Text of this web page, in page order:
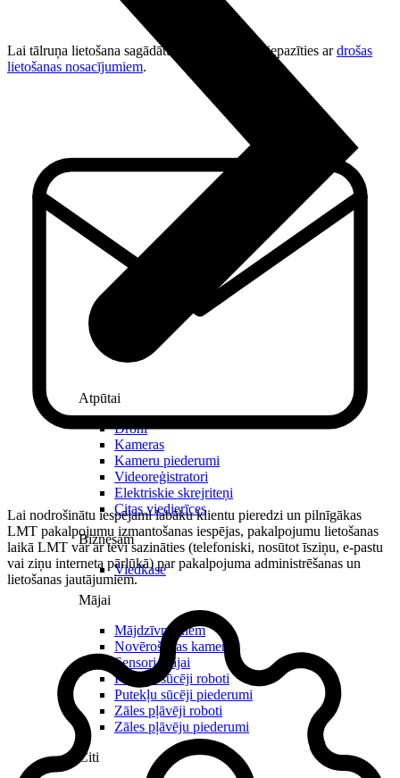
Atpūtai
Droni
Kameras
Kameru piederumi
Videoreģistratori
Elektriskie skrejriteņi
Citas viedierīces
Biznesam
Viedkase
Mājai
Mājdzīvniekiem
Novērošanas kameras
Sensori mājai
Putekļu sūcēji roboti
Putekļu sūcēji piederumi
Zāles pļāvēji roboti
Zāles pļāvēju piederumi
Citi
Lai tālruņa lietošana sagādātu prieku, aicinām iepazīties ardrošas
lietošanas nosacījumiem.
Lai nodrošinātu iespējami labāku klientu pieredzi un pilnīgākas
LMT pakalpojumu izmantošanas iespējas, pakalpojumu lietošanas
laikā LMT var ar tevi sazināties (telefoniski, nosūtot īsziņu, e-pastu
vai ziņu interneta pārlūkā) par pakalpojuma administrēšanas un
lietošanas jautājumiem.